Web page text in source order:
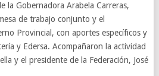
la Gobernadora Arabela Carreras,
de trabajo conjunto y el
Provincial, con aportes específicos y
y Edersa. Acompañaron la actividad
y el presidente de la Federación, José